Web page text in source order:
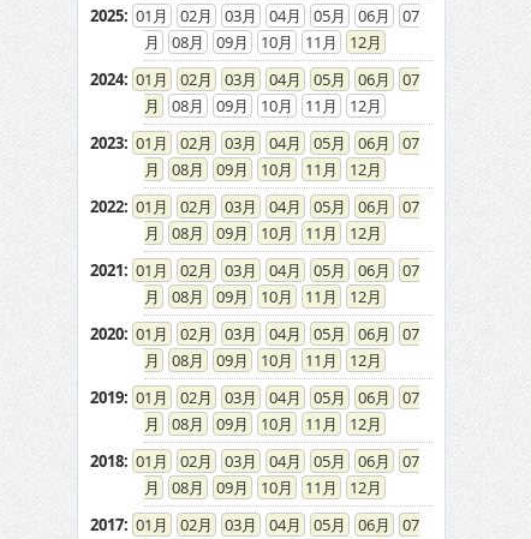
2025: 01 02 03 04 05 06
07
08
09 10 11
12
2024: 01 02 03 04 05 06
07
08
09 10 11
12
2023: 01 02 03 04 05 06
07
08
09 10 11
12
2022: 01 02 03 04 05 06
07
08
09 10 11
12
2021: 01 02 03 04 05 06
07
08
09 10 11
12
2020: 01 02 03 04 05 06
07
08
09 10 11
12
2019: 01 02 03 04 05 06
07
08
09 10 11
12
2018: 01 02 03 04 05 06
07
08
09 10 11
12
2017: 01 02 03 04 05 06
07